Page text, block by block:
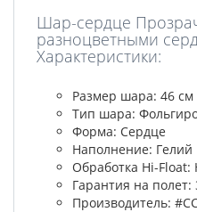
Шар-сердце
разноцветными
Характеристики:
Размер шара: 46 см
Тип шара:
Форма: Сердце
Наполнение: Гелий
Обработка Hi-Float:
Гарантия на полет:
Производитель: